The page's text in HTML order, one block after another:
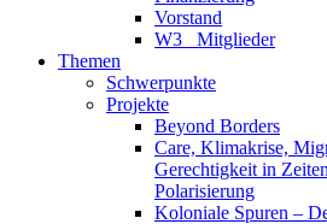
Vorstand
W3_ Mitglieder
Themen
Schwerpunkte
Projekte
Beyond Borders
Care, Klimakrise,
Gerechtigkeit in
Polarisierung
Koloniale Spuren –